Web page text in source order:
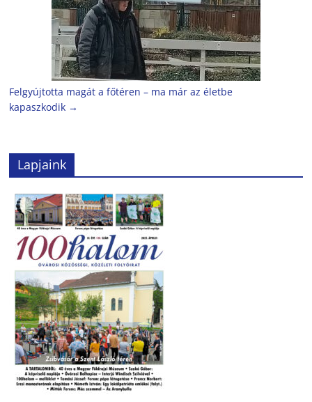
Felgyújtotta magát a főtéren – ma már az életbe
kapaszkodik →
Lapjaink